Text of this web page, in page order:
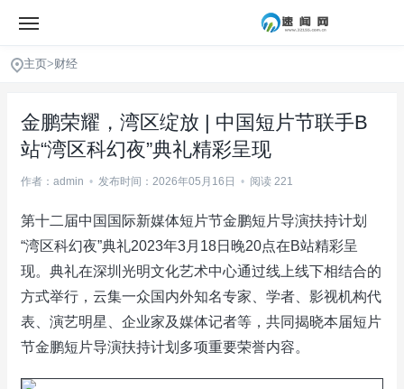
主页>财经
金鹏荣耀，湾区绽放 | 中国短片节联手B
站“湾区科幻夜”典礼精彩呈现
作者：admin • 发布时间：2026年05月16日 • 阅读 221
第十二届中国国际新媒体短片节金鹏短片导演扶持计划
“湾区科幻夜”典礼2023年3月18日晚20点在B站精彩呈
现。典礼在深圳光明文化艺术中心通过线上线下相结合的
方式举行，云集一众国内外知名专家、学者、影视机构代
表、演艺明星、企业家及媒体记者等，共同揭晓本届短片
节金鹏短片导演扶持计划多项重要荣誉内容。